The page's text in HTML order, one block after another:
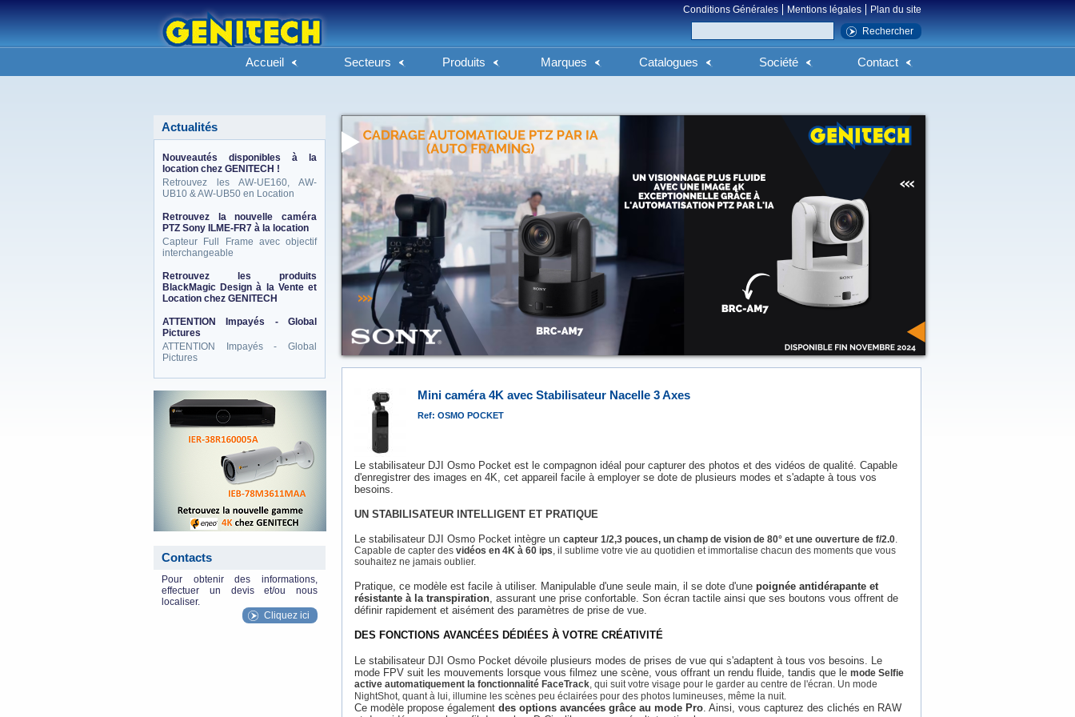
Conditions Générales Mentions légales Plan du site
Accueil Secteurs Produits Marques Catalogues Société Contact
Actualités
Nouveautés disponibles à la
location chez GENITECH !
Retrouvez les AW-UE160, AW-
UB10 & AW-UB50 en Location
Retrouvez la nouvelle caméra
PTZ Sony ILME-FR7 à la location
Capteur Full Frame avec objectif
interchangeable
Retrouvez les produits
BlackMagic Design à la Vente et
Location chez GENITECH
ATTENTION Impayés - Global
Pictures
ATTENTION Impayés - Global
Pictures
Contacts
Pour obtenir des informations,
effectuer un devis et/ou nous
localiser.
Cliquez ici
Mini caméra 4K avec Stabilisateur Nacelle 3 Axes
Ref: OSMO POCKET
Le stabilisateur DJI Osmo Pocket est le compagnon idéal pour capturer des photos et des vidéos de qualité. Capable
d'enregistrer des images en 4K, cet appareil facile à employer se dote de plusieurs modes et s'adapte à tous vos
besoins.
UN STABILISATEUR INTELLIGENT ET PRATIQUE
Le stabilisateur DJI Osmo Pocket intègre un capteur 1/2,3 pouces, un champ de vision de 80° et une ouverture de f/2.0.
Capable de capter des vidéos en 4K à 60 ips, il sublime votre vie au quotidien et immortalise chacun des moments que vous
souhaitez ne jamais oublier.
Pratique, ce modèle est facile à utiliser. Manipulable d'une seule main, il se dote d'une poignée antidérapante et
résistante à la transpiration, assurant une prise confortable. Son écran tactile ainsi que ses boutons vous offrent de
définir rapidement et aisément des paramètres de prise de vue.
DES FONCTIONS AVANCÉES DÉDIÉES À VOTRE CRÉATIVITÉ
Le stabilisateur DJI Osmo Pocket dévoile plusieurs modes de prises de vue qui s'adaptent à tous vos besoins. Le
mode FPV suit les mouvements lorsque vous filmez une scène, vous offrant un rendu fluide, tandis que le mode Selfie
active automatiquement la fonctionnalité FaceTrack, qui suit votre visage pour le garder au centre de l'écran. Un mode
NightShot, quant à lui, illumine les scènes peu éclairées pour des photos lumineuses, même la nuit.
Ce modèle propose également des options avancées grâce au mode Pro. Ainsi, vous capturez des clichés en RAW